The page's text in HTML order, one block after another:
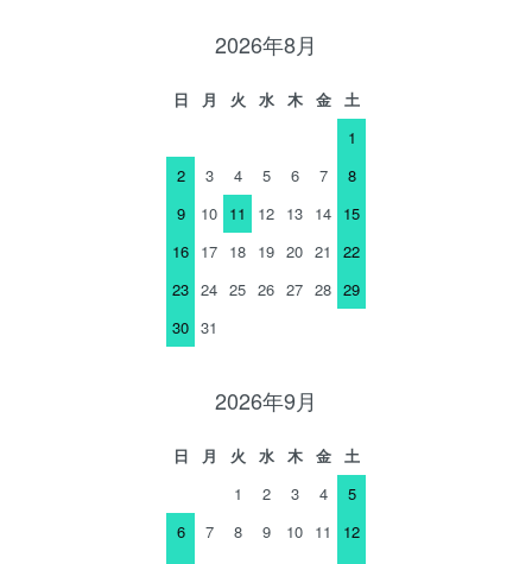
2026年8月
日 月 火 水 木 金
土
1
2
3 4 5 6 7
8
9
10 11 12 13 14 15
16 17 18 19 20 21
22
23 24 25 26 27 28 29
30 31
2026年9月
日 月 火 水 木 金
土
1
2 3 4
5
6
7 8 9 10 11
12